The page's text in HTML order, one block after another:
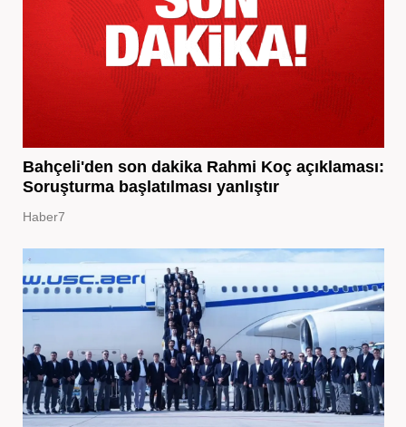
Bahçeli'den son dakika Rahmi Koç açıklaması:
Soruşturma başlatılması yanlıştır
Haber7